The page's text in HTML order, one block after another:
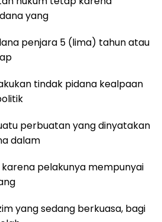
yang
penjara 5 (lima) tahun atau
tindak pidana kealpaan
perbuatan yang dinyatakan
dalam
pelakunya mempunyai
yang sedang berkuasa, bagi